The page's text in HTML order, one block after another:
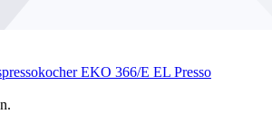
EKO 366/E EL Presso